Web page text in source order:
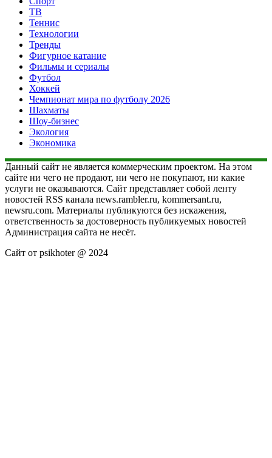
ТВ
Теннис
Технологии
Тренды
Фигурное катание
Фильмы и сериалы
Футбол
Хоккей
Чемпионат мира по футболу 2026
Шахматы
Шоу-бизнес
Экология
Экономика
Данный сайт не является коммерческим проектом. На этом
сайте ни чего не продают, ни чего не покупают, ни какие
услуги не оказываются. Сайт представляет собой ленту
новостей RSS канала news.rambler.ru, kommersant.ru,
newsru.com. Материалы публикуются без искажения,
ответственность за достоверность публикуемых новостей
Администрация сайта не несёт.
Сайт от psikhoter @ 2024